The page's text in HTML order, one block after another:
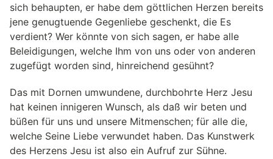
sich behaupten, er habe dem göttlichen Herzen bereits
jene genugtuende Gegenliebe geschenkt, die Es
verdient? Wer könnte von sich sagen, er habe alle
Beleidigungen, welche Ihm von uns oder von anderen
zugefügt worden sind, hinreichend gesühnt?
Das mit Dornen umwundene, durchbohrte Herz Jesu
hat keinen innigeren Wunsch, als daß wir beten und
büßen für uns und unsere Mitmenschen; für alle die,
welche Seine Liebe verwundet haben. Das Kunstwerk
des Herzens Jesu ist also ein Aufruf zur Sühne.